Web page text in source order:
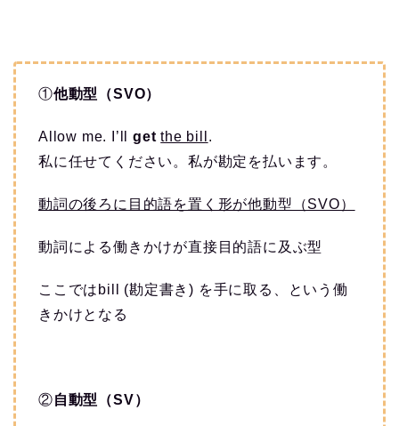
①他動型（SVO）
Allow me. I’ll get the bill .
私に任せてください。私が勘定を払います。
動詞の後ろに目的語を置く形が他動型（SVO）
動詞による働きかけが直接目的語に及ぶ型
ここではbill (勘定書き) を手に取る、という働
きかけとなる
②自動型（SV）